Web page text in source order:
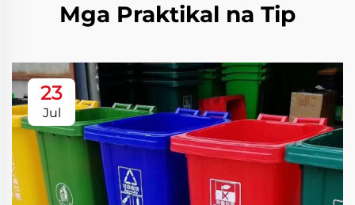
Mga Praktikal na Tip
23
Jul